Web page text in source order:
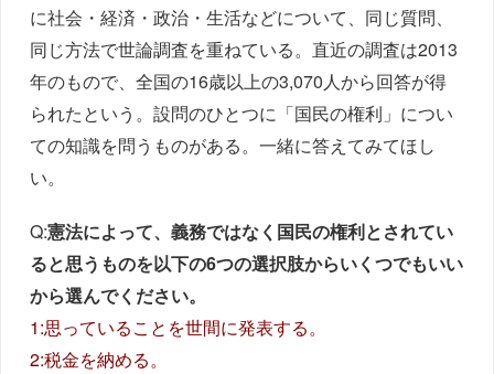
に社会・経済・政治・生活などについて、同じ質問、
同じ方法で世論調査を重ねている。直近の調査は2013
年のもので、全国の16歳以上の3,070人から回答が得
られたという。設問のひとつに「国民の権利」につい
ての知識を問うものがある。一緒に答えてみてほし
い。
Q:憲法によって、義務ではなく国民の権利とされてい
ると思うものを以下の6つの選択肢からいくつでもいい
から選んでください。
1:思っていることを世間に発表する。
2:税金を納める。